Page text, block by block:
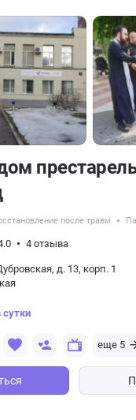
после травм
4 отзыва
д. 13, корп. 1
сутки
еще 5